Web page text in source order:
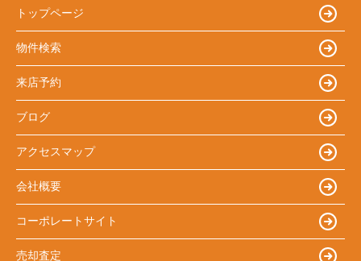
トップページ
物件検索
来店予約
ブログ
アクセスマップ
会社概要
コーポレートサイト
売却査定